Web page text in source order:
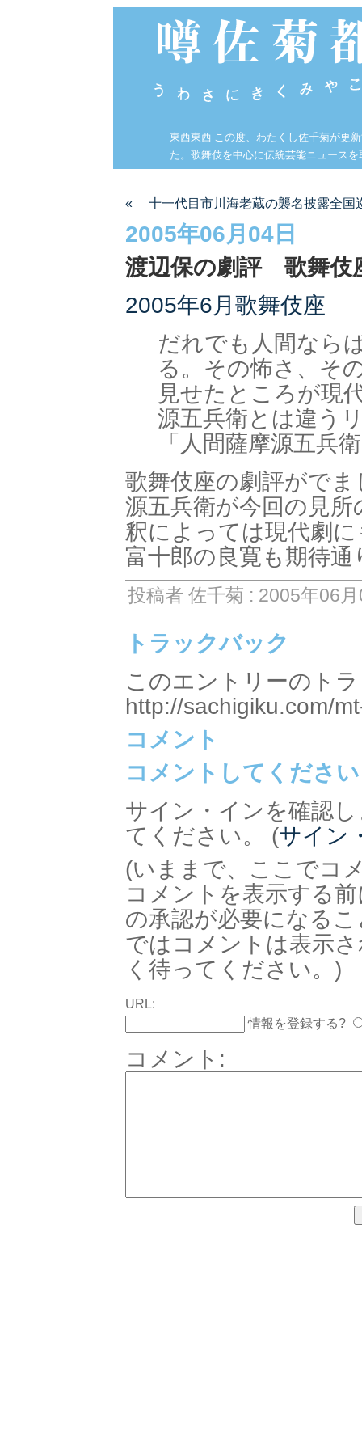
東西東西 この度、わたくし佐千菊が更
た。歌舞伎を中心に伝統芸能ニュース
« 十一代目市川海老蔵の襲名披露全国
2005年06月04日
渡辺保の劇評 歌舞伎
2005年6月歌舞伎座
だれでも人間なら
る。その怖さ、そ
見せたところが現
源五兵衛とは違う
「人間薩摩源五兵
歌舞伎座の劇評がで
源五兵衛が今回の見
釈によっては現代劇
富十郎の良寛も期待
投稿者 佐千菊 : 2005年06
トラックバック
このエントリーのト
http://sachigiku.com/
コメント
コメントしてください
サイン・インを確認
てください。 (サイン
(いままで、ここでコ
コメントを表示する
の承認が必要になる
ではコメントは表示
く待ってください。)
URL:
情報を登録する?
コメント: